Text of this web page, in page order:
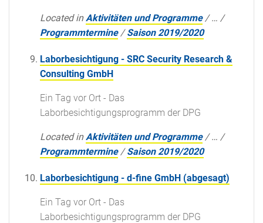
Located in Aktivitäten und Programme /… /
Programmtermine /Saison 2019/2020
Laborbesichtigung - SRC Security Research &
Consulting GmbH
Ein Tag vor Ort - Das
Laborbesichtigungsprogramm der DPG
Located in Aktivitäten und Programme /… /
Programmtermine /Saison 2019/2020
Laborbesichtigung - d-fine GmbH (abgesagt)
Ein Tag vor Ort - Das
Laborbesichtigungsprogramm der DPG